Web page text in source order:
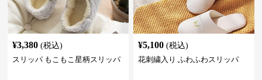
¥3,380 (税込)
スリッパ もこもこ星柄スリッパ
¥5,100 (税込)
花刺繍入り ふわふわスリッパ